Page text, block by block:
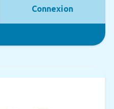
Connexion